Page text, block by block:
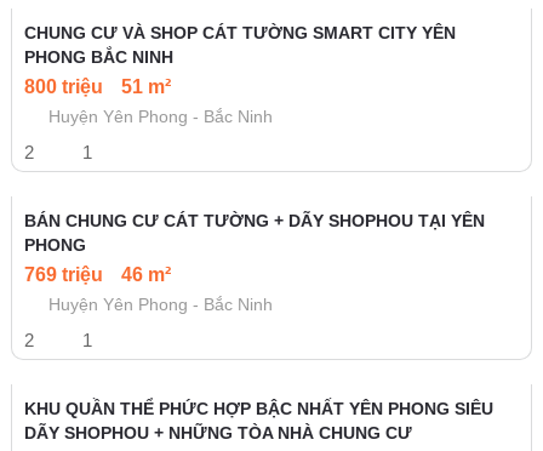
CHUNG CƯ VÀ SHOP CÁT TƯỜNG SMART CITY YÊN
PHONG BẮC NINH
800 triệu 51 m²
Huyện Yên Phong - Bắc Ninh
2 1
BÁN CHUNG CƯ CÁT TƯỜNG + DÃY SHOPHOU TẠI YÊN
PHONG
769 triệu 46 m²
Huyện Yên Phong - Bắc Ninh
2 1
KHU QUẦN THỂ PHỨC HỢP BẬC NHẤT YÊN PHONG SIÊU
DÃY SHOPHOU + NHỮNG TÒA NHÀ CHUNG CƯ